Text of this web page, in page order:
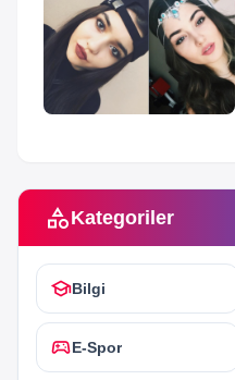
categoryKategoriler
schoolBilgi
sports_esportsE-Spor